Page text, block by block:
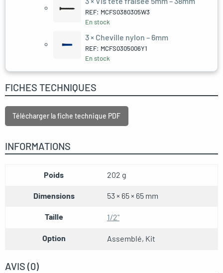
REF: MCFS0380305W3
En stock
3 × Cheville nylon – 6mm
REF: MCFS0305006Y1
En stock
FICHES TECHNIQUES
Télécharger la fiche technique PDF
INFORMATIONS
Poids 202 g
Dimensions 53 × 65 × 65 mm
Taille 1/2"
Option Assemblé, Kit
AVIS (0)